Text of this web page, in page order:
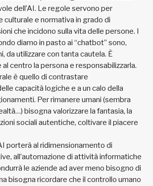
dell’AI. Le regole servono per
culturale e normativa in grado di
che incidono sulla vita delle persone. I
diamo in pasto ai “chatbot” sono,
da utilizzare con tanta cautela. È
centro la persona e responsabilizzarla.
è quello di contrastare
capacità logiche e a un calo della
Per rimanere umani (sembra
bisogna valorizzare la fantasia, la
sociali autentiche, coltivare il piacere
porterà al ridimensionamento di
all’automazione di attività informatiche
le aziende ad aver meno bisogno di
bisogna ricordare che il controllo umano